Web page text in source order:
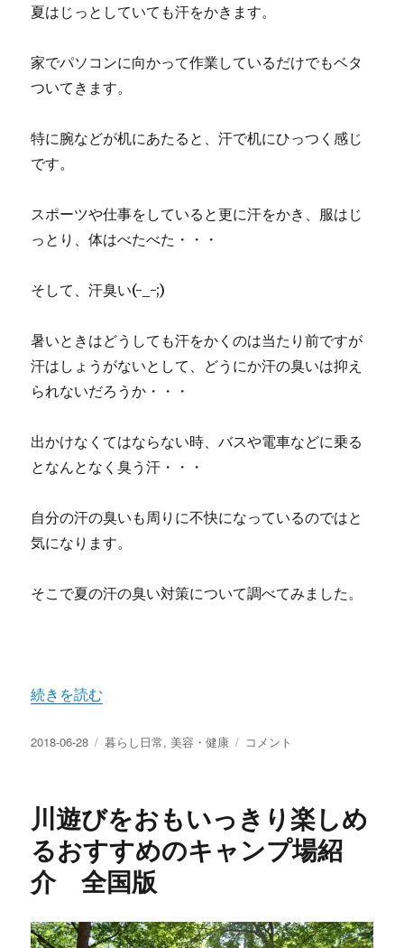
夏はじっとしていても汗をかきます。
家でパソコンに向かって作業しているだけでもベタ
ついてきます。
特に腕などが机にあたると、汗で机にひっつく感じ
です。
スポーツや仕事をしていると更に汗をかき、服はじ
っとり、体はべたべた・・・
そして、汗臭い(-_-;)
暑いときはどうしても汗をかくのは当たり前ですが
汗はしょうがないとして、どうにか汗の臭いは抑え
られないだろうか・・・
出かけなくてはならない時、バスや電車などに乗る
となんとなく臭う汗・・・
自分の汗の臭いも周りに不快になっているのではと
気になります。
そこで夏の汗の臭い対策について調べてみました。
“気になる夏の汗が臭いときの原因と対策 汗にもアレル
続きを読む
投
2018-06-28
カ
ー
暮らし日常, 美容・健康
気
夏
の
汗
と
コメント
川遊びをおもいっきり楽しめ
るおすすめのキャンプ場紹
介 全国版